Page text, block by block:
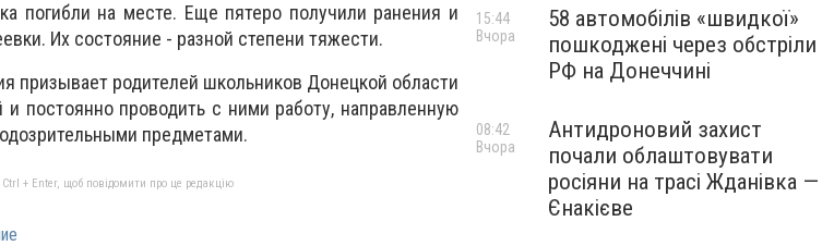
погибли на месте. Еще пятеро получили ранения и
Их состояние - разной степени тяжести.
призывает родителей школьников Донецкой области
и постоянно проводить с ними работу, направленную
предметами.
+ Enter, щоб повідомити про це редакцію
58 автомобілів «швидкої»
пошкоджені через обстріли
РФ на Донеччині
15:44
Вчора
Антидроновий захист
почали облаштовувати
росіяни на трасі Жданівка —
Єнакієве
08:42
Вчора